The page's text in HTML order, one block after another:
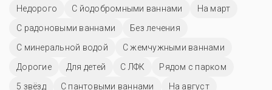
Недорого
С йодобромными ваннами
На март
С радоновыми ваннами
Без лечения
С минеральной водой
С жемчужными ваннами
Дорогие
Для детей С ЛФК
Рядом с парком
5 звёзд
С пантовыми ваннами
На август